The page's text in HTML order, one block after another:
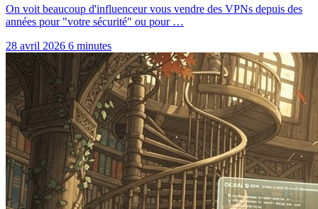
On voit beaucoup d'influenceur vous vendre des VPNs depuis des
années pour "votre sécurité" ou pour …
28 avril 2026 6 minutes